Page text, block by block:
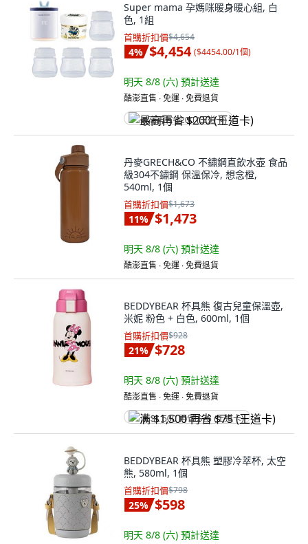
Super mama 孕媽咪暖身暖心組, 白
色, 1組
首購折扣價$4,654
4% $4,454 ($4454.00/1個)
明天 8/8 (六) 預計送達
酷澎直售 ∙ 免運 ∙ 免費退貨
最高再省 $200 (王道卡)
丹麥GRECH&CO 不鏽鋼直飲水壺 食品
級304不鏽鋼 保溫保冷, 想念橙,
540ml, 1個
首購折扣價$1,673
11% $1,473
明天 8/8 (六) 預計送達
酷澎直售 ∙ 免運 ∙ 免費退貨
BEDDYBEAR 杯具熊 復古兒童保溫壺,
米妮 粉色 + 白色, 600ml, 1個
首購折扣價$928
21% $728
明天 8/8 (六) 預計送達
酷澎直售 ∙ 免運 ∙ 免費退貨
满 $1,500 再省 $75 (王道卡)
BEDDYBEAR 杯具熊 塑膠冷萃杯, 太空
熊, 580ml, 1個
首購折扣價$798
25% $598
明天 8/8 (六) 預計送達